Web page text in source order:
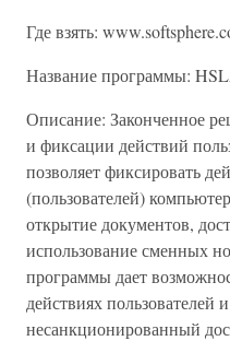
Где взять:
Название программы:
Описание: Законченное
и фиксации действий
позволяет фиксировать
(пользователей)
открытие документов,
использование сменных
программы дает
действиях пользователей
несанкционированный